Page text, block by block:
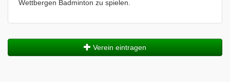
Wettbergen Badminton zu spielen.
Verein eintragen